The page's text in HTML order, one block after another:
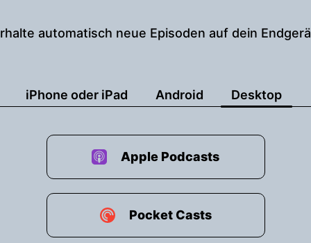
automatisch neue Episoden auf dein
iPhone oder iPad Android Desktop
Apple Podcasts
Pocket Casts